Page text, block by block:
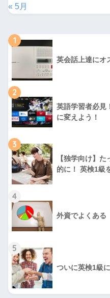
« 5月
1
英会話上達にオ
2
英語学習者必
に変えよう！
3
【独学向け】
的に！ 英検1級
4
外資でよくある
5
ついに英検1級